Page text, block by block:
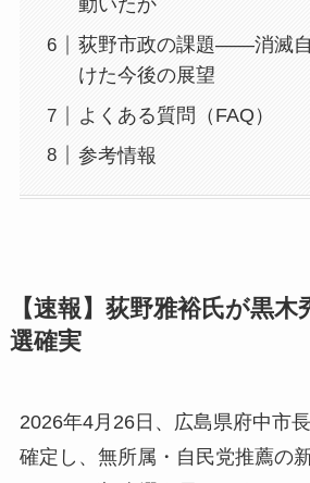
動いたか
荻野市政の課題——消滅
けた今後の展望
よくある質問（FAQ）
参考情報
【速報】荻野雅裕氏が黒
選確実
2026年4月26日、広島県府中市
確定し、無所属・自民党推薦の